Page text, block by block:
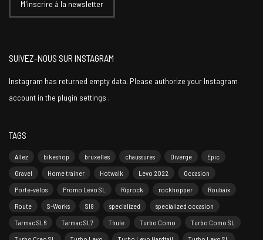
SUIVEZ-NOUS SUR INSTAGRAM
Instagram has returned empty data. Please authorize your Instagram
account in the plugin settings .
TAGS
Allez bikeshop bruxelles chaussures Diverge
Epic
Gravel
Home trainer Hotwalk Levo 2022
Occasion
Porte-vélos
Promo Levo SL Riprock rockhopper
Roubaix
Route
S-Works Sl8 specialized
specialized occasion
Tarmac SL6
Tarmac SL7 Thule Turbo Como
Turbo Como SL